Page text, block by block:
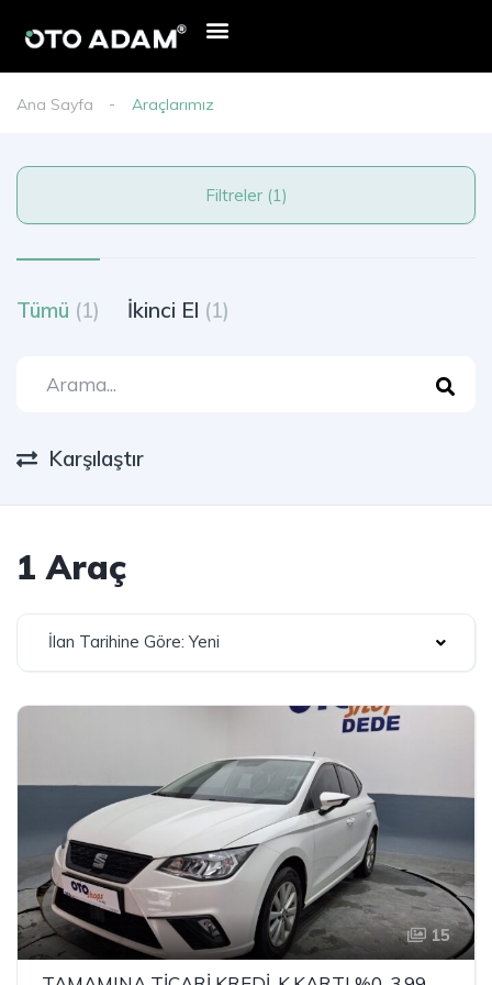
Ana Sayfa Araçlarımız
Filtreler (1)
Tümü (1) İkinci El (1)
Karşılaştır
1 Araç
İlan Tarihine Göre: Yeni
15